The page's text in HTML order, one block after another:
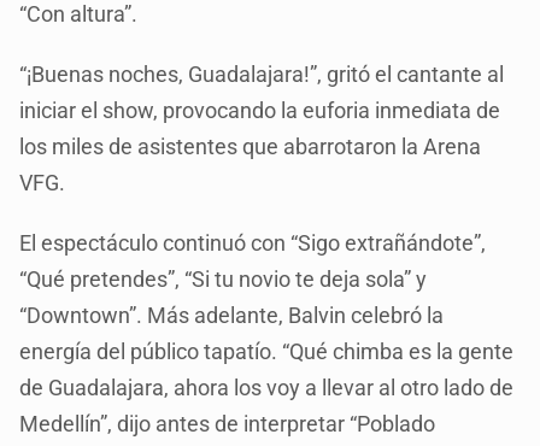
“Con altura”.
“¡Buenas noches, Guadalajara!”, gritó el cantante al
iniciar el show, provocando la euforia inmediata de
los miles de asistentes que abarrotaron la Arena
VFG.
El espectáculo continuó con “Sigo extrañándote”,
“Qué pretendes”, “Si tu novio te deja sola” y
“Downtown”. Más adelante, Balvin celebró la
energía del público tapatío. “Qué chimba es la gente
de Guadalajara, ahora los voy a llevar al otro lado de
Medellín”, dijo antes de interpretar “Poblado